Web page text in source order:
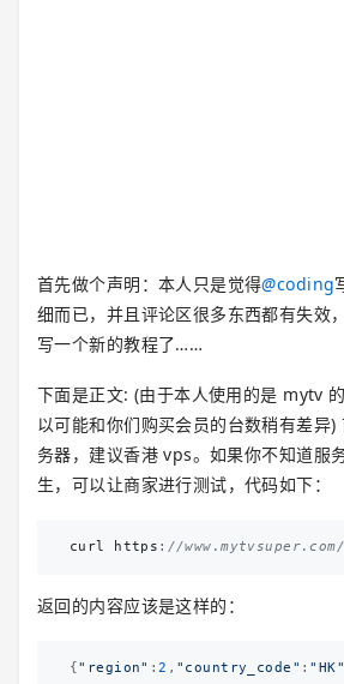
首先做个声明：本人只是觉得@coding
细而已，并且评论区很多东西都有失效
写一个新的教程了……
下面是正文: (由于本人使用的是 mytv
以可能和你们购买会员的台数稍有差异)
务器，建议香港 vps。如果你不知道服
生，可以让商家进行测试，代码如下：
curl https : //
返回的内容应该是这样的：
{"region" :2 , "country_code" : "HK"